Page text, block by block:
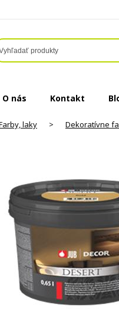
O nás Kontakt
laky > Dekoratívne